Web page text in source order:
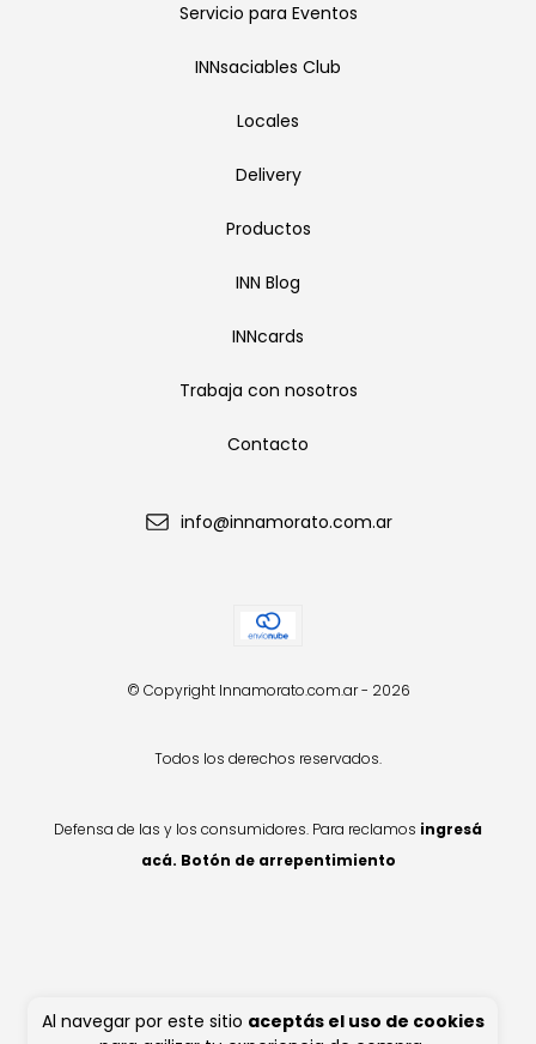
Al navegar por este sitio aceptás el uso de cookies
Servicio para Eventos
INNsaciables Club
Locales
Delivery
Productos
INN Blog
INNcards
Trabaja con nosotros
Contacto
info@innamorato.com.ar
© Copyright Innamorato.com.ar - 2026
Todos los derechos reservados.
Defensa de las y los consumidores. Para reclamos ingresá
acá. Botón de arrepentimiento